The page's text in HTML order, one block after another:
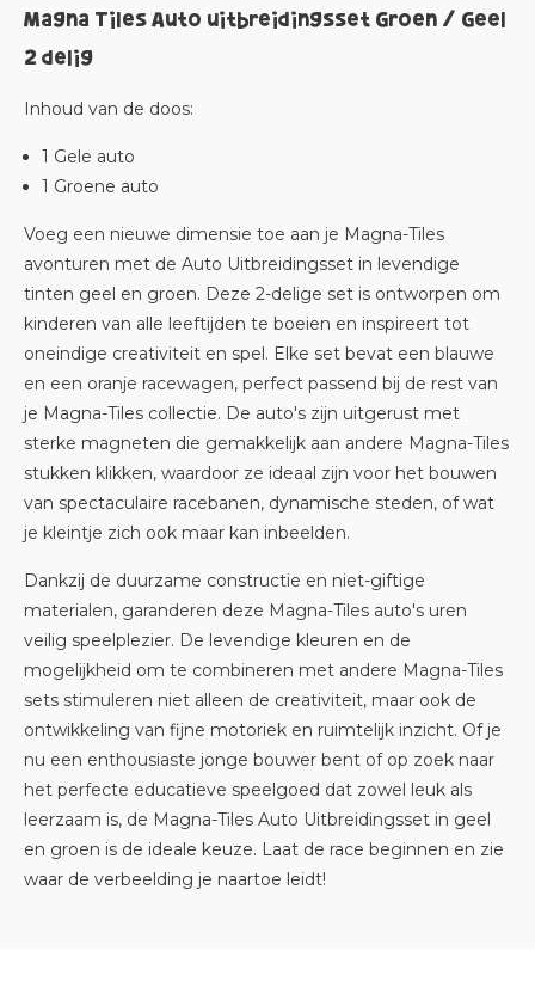
Magna Tiles Auto uitbreidingsset Groen / Geel
2 delig
Inhoud van de doos:
1 Gele auto
1 Groene auto
Voeg een nieuwe dimensie toe aan je Magna-Tiles
avonturen met de Auto Uitbreidingsset in levendige
tinten geel en groen. Deze 2-delige set is ontworpen om
kinderen van alle leeftijden te boeien en inspireert tot
oneindige creativiteit en spel. Elke set bevat een blauwe
en een oranje racewagen, perfect passend bij de rest van
je Magna-Tiles collectie. De auto's zijn uitgerust met
sterke magneten die gemakkelijk aan andere Magna-Tiles
stukken klikken, waardoor ze ideaal zijn voor het bouwen
van spectaculaire racebanen, dynamische steden, of wat
je kleintje zich ook maar kan inbeelden.
Dankzij de duurzame constructie en niet-giftige
materialen, garanderen deze Magna-Tiles auto's uren
veilig speelplezier. De levendige kleuren en de
mogelijkheid om te combineren met andere Magna-Tiles
sets stimuleren niet alleen de creativiteit, maar ook de
ontwikkeling van fijne motoriek en ruimtelijk inzicht. Of je
nu een enthousiaste jonge bouwer bent of op zoek naar
het perfecte educatieve speelgoed dat zowel leuk als
leerzaam is, de Magna-Tiles Auto Uitbreidingsset in geel
en groen is de ideale keuze. Laat de race beginnen en zie
waar de verbeelding je naartoe leidt!